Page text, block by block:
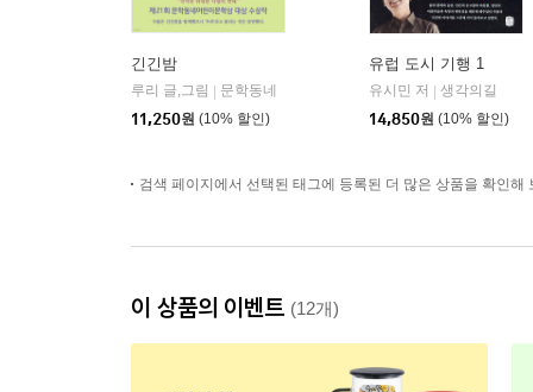
긴긴밤
루리 글,그림
문학동네
11,250원 (10% 할인)
유럽 도시 기행 1
유시민 저
생각의길
14,850원 (10% 할인)
검색 페이지에서 선택된 태그에 등록된 더 많은 상품을 확인해
이 상품의 이벤트 (12개)